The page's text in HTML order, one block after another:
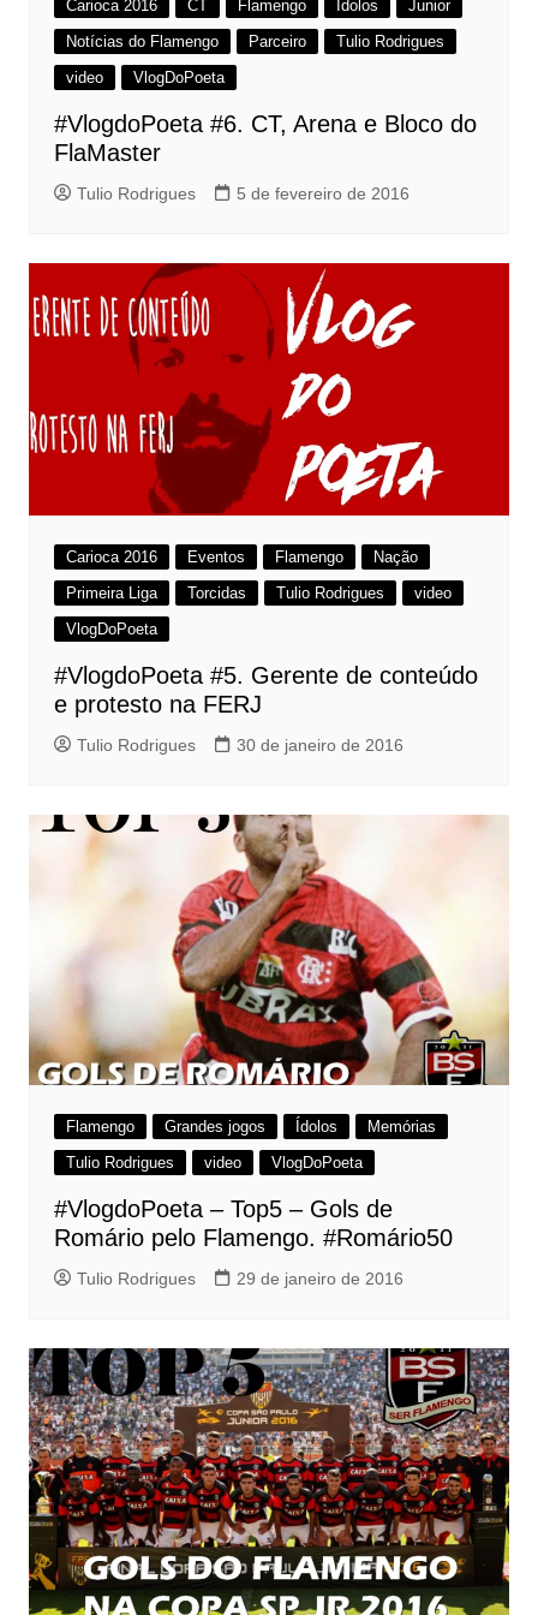
Carioca 2016 CT Flamengo Ídolos
Junior
Notícias do Flamengo
Parceiro
Tulio Rodrigues
video
VlogDoPoeta
#VlogdoPoeta #6. CT, Arena e Bloco do
FlaMaster
Tulio Rodrigues 5 de fevereiro de 2016
Carioca 2016 Eventos Flamengo
Nação
Primeira Liga
Torcidas Tulio Rodrigues
video
VlogDoPoeta
#VlogdoPoeta #5. Gerente de conteúdo
e protesto na FERJ
Tulio Rodrigues 30 de janeiro de 2016
Flamengo Grandes jogos Ídolos
Memórias
Tulio Rodrigues
video VlogDoPoeta
#VlogdoPoeta – Top5 – Gols de
Romário pelo Flamengo. #Romário50
Tulio Rodrigues 29 de janeiro de 2016